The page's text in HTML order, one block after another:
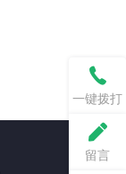
一键拨打
留言